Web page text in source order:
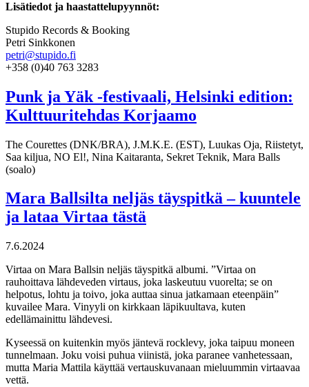
Lisätiedot ja haastattelupyynnöt:
Stupido Records & Booking
Petri Sinkkonen
petri@stupido.fi
+358 (0)40 763 3283
Punk ja Yäk -festivaali, Helsinki edition:
Kulttuuritehdas Korjaamo
The Courettes (DNK/BRA), J.M.K.E. (EST), Luukas Oja, Riistetyt,
Saa kiljua, NO El!, Nina Kaitaranta, Sekret Teknik, Mara Balls
(soalo)
Mara Ballsilta neljäs täyspitkä – kuuntele
ja lataa Virtaa tästä
7.6.2024
Virtaa on Mara Ballsin neljäs täyspitkä albumi. ”Virtaa on
rauhoittava lähdeveden virtaus, joka laskeutuu vuorelta; se on
helpotus, lohtu ja toivo, joka auttaa sinua jatkamaan eteenpäin”
kuvailee Mara. Vinyyli on kirkkaan läpikuultava, kuten
edellämainittu lähdevesi.
Kyseessä on kuitenkin myös jäntevä rocklevy, joka taipuu moneen
tunnelmaan. Joku voisi puhua viinistä, joka paranee vanhetessaan,
mutta Maria Mattila käyttää vertauskuvanaan mieluummin virtaavaa
vettä.